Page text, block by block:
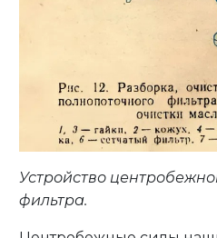
Устройство
фильтра.